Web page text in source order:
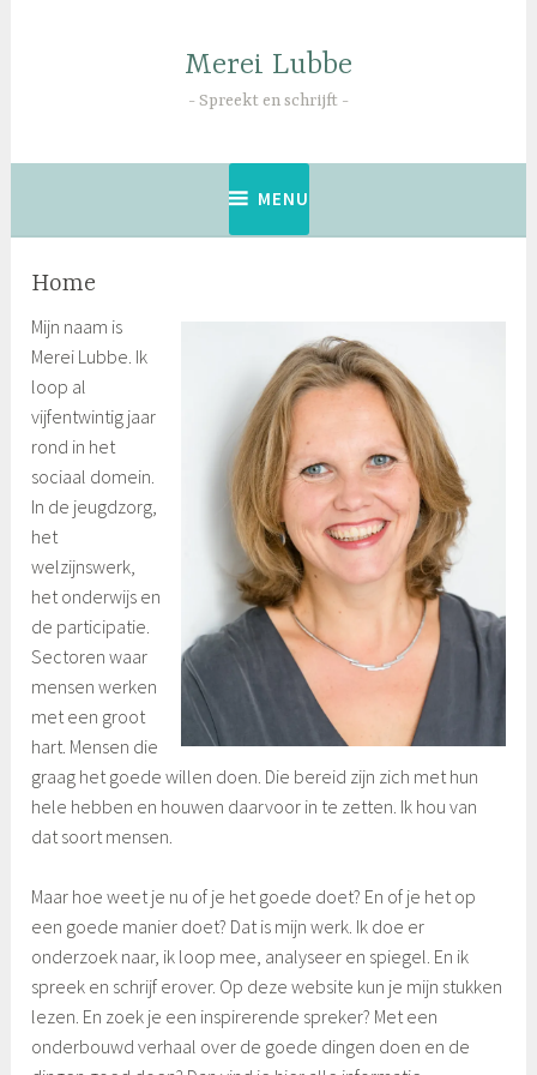
Merei Lubbe
Spreekt en schrijft
MENU
Home
Mijn naam is
Merei Lubbe. Ik
loop al
vijfentwintig jaar
rond in het
sociaal domein.
In de jeugdzorg,
het
welzijnswerk,
het onderwijs en
de participatie.
Sectoren waar
mensen werken
met een groot
hart. Mensen die
graag het goede willen doen. Die bereid zijn zich met hun
hele hebben en houwen daarvoor in te zetten. Ik hou van
dat soort mensen.
Maar hoe weet je nu of je het goede doet? En of je het op
een goede manier doet? Dat is mijn werk. Ik doe er
onderzoek naar, ik loop mee, analyseer en spiegel. En ik
spreek en schrijf erover. Op deze website kun je mijn stukken
lezen. En zoek je een inspirerende spreker? Met een
onderbouwd verhaal over de goede dingen doen en de